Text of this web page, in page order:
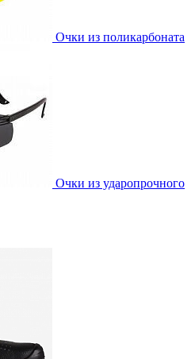
Очки из поликарбоната
Очки из ударопрочного